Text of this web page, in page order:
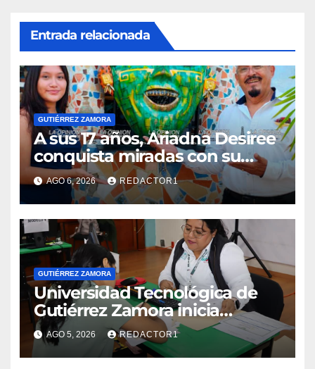
Entrada relacionada
GUTIÉRREZ ZAMORA
A sus 17 años, Ariadna Desiree
conquista miradas con su
talento para la pintura
AGO 6, 2026 REDACTOR1
GUTIÉRREZ ZAMORA
Universidad Tecnológica de
Gutiérrez Zamora inicia
inscripciones para el ciclo
escolar 2026–2027
AGO 5, 2026 REDACTOR1